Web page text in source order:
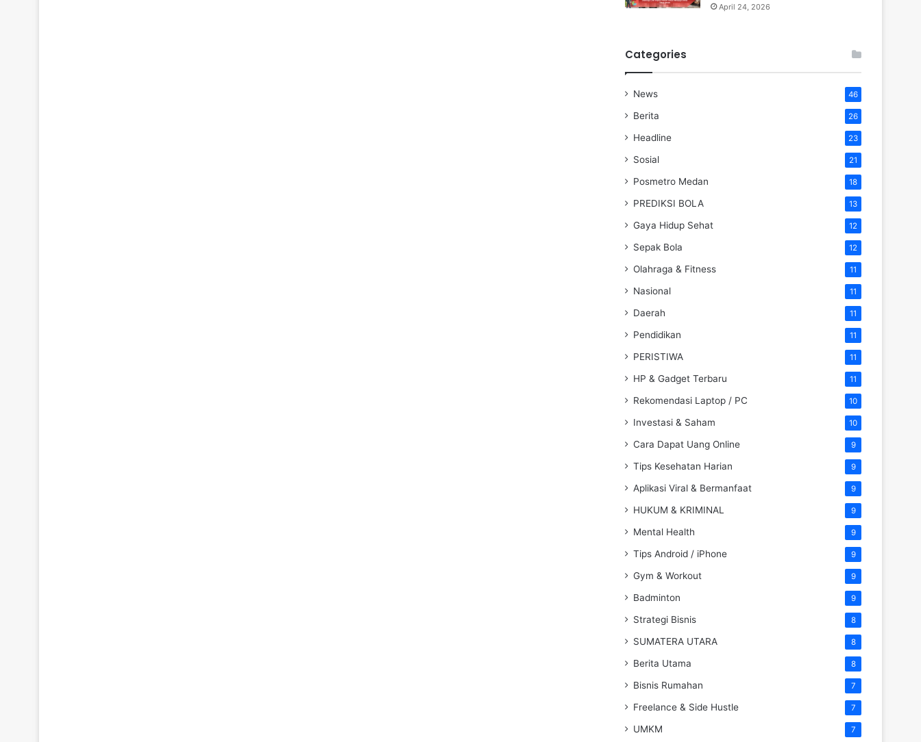
April 24, 2026
Categories
News 46
Berita 26
Headline 23
Sosial 21
Posmetro Medan 18
PREDIKSI BOLA 13
Gaya Hidup Sehat 12
Sepak Bola 12
Olahraga & Fitness 11
Nasional 11
Daerah 11
Pendidikan 11
PERISTIWA 11
HP & Gadget Terbaru 11
Rekomendasi Laptop / PC 10
Investasi & Saham 10
Cara Dapat Uang Online 9
Tips Kesehatan Harian 9
Aplikasi Viral & Bermanfaat 9
HUKUM & KRIMINAL 9
Mental Health 9
Tips Android / iPhone 9
Gym & Workout 9
Badminton 9
Strategi Bisnis 8
SUMATERA UTARA 8
Berita Utama 8
Bisnis Rumahan 7
Freelance & Side Hustle 7
UMKM 7